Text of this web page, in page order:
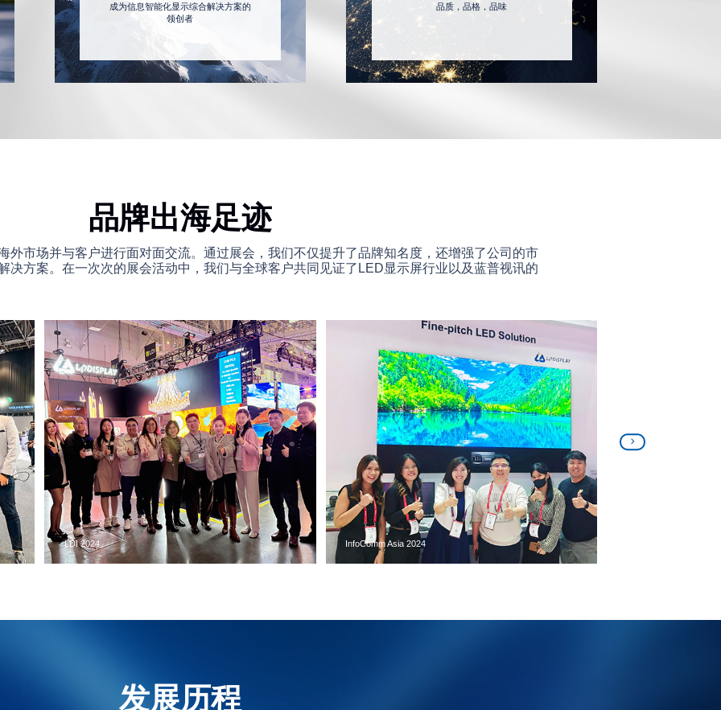
成为信息智能化显示综合解决方案的
领创者
品质，品格，品味
品牌出海足迹
外市场并与客户进行面对面交流。通过展会，我们不仅提升了品牌知名度，还增强了公司的市
决方案。在一次次的展会活动中，我们与全球客户共同见证了LED显示屏行业以及蓝普视讯的
InfoComm Asia 2024 InfoComm Middle East 2023
发展历程